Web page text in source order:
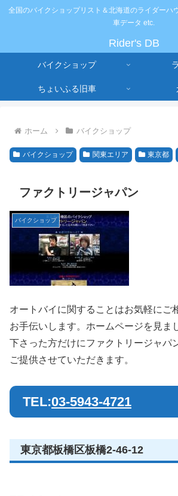
全国のバイクショップリスト＆北海道のライダーハ
車データ etc.
Rider's DB
バイクショップ
ちょいふる旧車
ホーム バイクショップ
バイクショップ 関東エリア 東京都
ファクトリージャパン
バイクショップ
オートバイに関することはお気軽にご
お手伝いします。ホームページを見ま
下さった方だけにファクトリージャパ
ご提供させていただきます。
TEL:03-5943-4721
東京都板橋区板橋2-46-12